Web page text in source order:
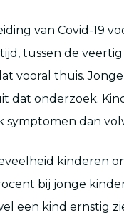
van Covid-19
tussen de
vooral thuis.
dat onderzoek.
symptomen dan
kinderen
bij jonge
een kind ernstig